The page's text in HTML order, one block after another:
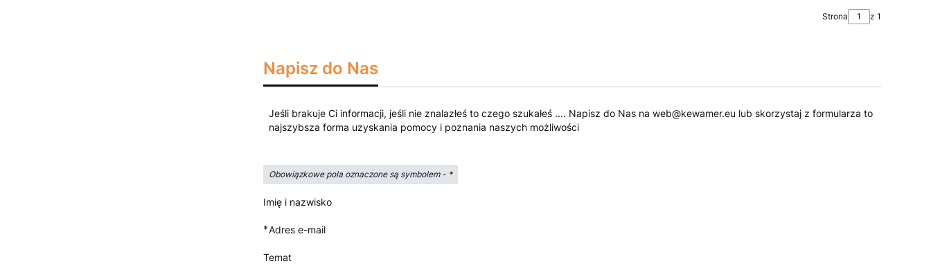
Strona z 1
Napisz do Nas
Jeśli brakuje Ci informacji, jeśli nie znalazłeś to czego szukałeś .... Napisz do Nas na web@kewamer.eu lub skorzystaj z formularza to
najszybsza forma uzyskania pomocy i poznania naszych możliwości
Obowiązkowe pola oznaczone są symbolem - *
Imię i nazwisko
*Adres e-mail
Temat